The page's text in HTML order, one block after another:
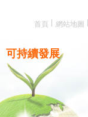
首頁 網站地圖
可持續發展